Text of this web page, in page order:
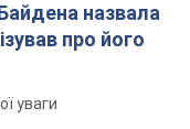
назвала
про його
уваги